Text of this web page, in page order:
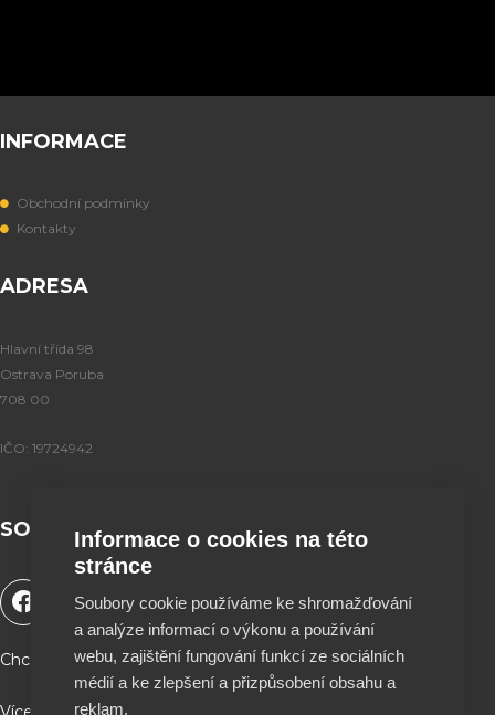
INFORMACE
Obchodní podmínky
Kontakty
ADRESA
Hlavní třída 98
Ostrava Poruba
708 00
IČO: 19724942
SOCIÁLNÍ SÍTĚ
F
a
e
o
o
u
t
u
b
i
k
t
o
n
s
t
a
Chceš podpořit naší tvorbu a být součástí projektu ?
Informace o cookies na této
stránce
Soubory cookie používáme ke shromažďování
a analýze informací o výkonu a používání
webu, zajištění fungování funkcí ze sociálních
médií a ke zlepšení a přizpůsobení obsahu a
reklam.